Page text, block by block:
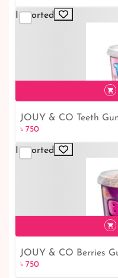
Imported
৳ 750
JOUY & CO Teeth
225G
৳ 750
Imported
৳ 750
JOUY & CO Berries
225G
৳ 750